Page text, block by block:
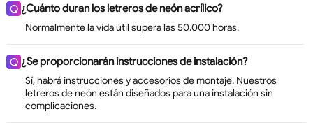
Q ¿Cuánto duran los letreros de neón acrílico?
Normalmente la vida útil supera las 50.000 horas.
Q ¿Se proporcionarán instrucciones de instalación?
Sí, habrá instrucciones y accesorios de montaje. Nuestros
letreros de neón están diseñados para una instalación sin
complicaciones.